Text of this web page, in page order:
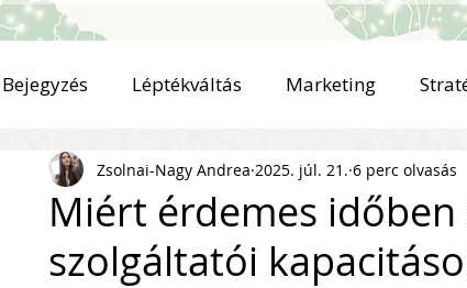
Léptékváltás Marketing
KKV Magyar Business Podcast PR HR
Csapatépítés KKV Skálázás
Miért érdemes
szolgáltatói
Zsolnai-Nagy Andrea 2025. júl. 21. 6 perc olvasás